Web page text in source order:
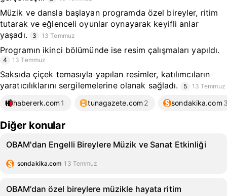
Müzik ve dansla başlayan programda özel bireyler, ritim
tutarak ve eğlenceli oyunlar oynayarak keyifli anlar
yaşadı.
3 13 Temmuz
Programın ikinci bölümünde ise resim çalışmaları yapıldı.
4 13 Temmuz
Saksıda çiçek temasıyla yapılan resimler, katılımcıların
yaratıcılıklarını sergilemelerine olanak sağladı.
5 13 Temmuz
habererk.com 1 tunagazete.com 2 sondakika.com
Diğer konular
OBAM'dan Engelli Bireylere Müzik ve Sanat Etkinliği
sondakika.com 13 Temmuz
OBAM’dan özel bireylere müzikle hayata ritim